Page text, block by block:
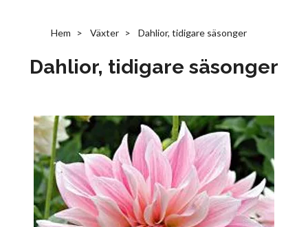
Hem Växter Dahlior, tidigare säsonger
Dahlior, tidigare säsonger